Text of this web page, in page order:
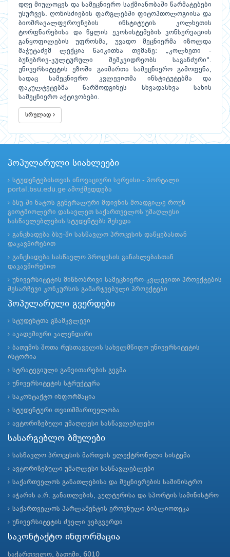
დღე მიულოცეს და სამეცნიერო საქმიანობაში წარმატებები
უსურვეს. ღონისძიების ფარგლებში ფიტოპთოლოგიისა და
ბიომრავალფეროვნების ინსტიტუტის კოლხეთის
ტორფნარებისა და წყლის ეკოსისტემების კონსერვაციის
განყოფილების უფროსმა, უვადო მეცნიერმა იზოლდა
მაჭუტაძემ ლექცია წაიკითხა თემაზე: „კოლხეთი -
ბუნებრივ-კულტურული მემკვიდრეობს საგანძური".
უნივერსიტეტის ეზოში გაიმართა სამეცნიერო გამოფენა,
სადაც სამეცნიერო კვლევითმა ინსტიტუტებმა და
ფაკულტეტებმა წარმოდგინეს სხვადასხვა სახის
სამეცნიერო აქტივობები.
სრულად
პოპულარული სიახლეები
სტუდენტებისთვის ინოვაციური სერვისი - პორტალი
portal.bsu.edu.ge ამოქმედდება
ბსუ-ში ნატოს გენერალური მდივნის მოადგილე როუზ
გიოტმიოლერი დასავლეთ საქართველოს უმაღლესი
სასწავლებლების სტუდენტებს შეხვდა
განცხადება ბსუ-ში სასწავლო პროცესის დაწყებასთან
დაკავშირებით
განცხადება სასწავლო პროცესის განახლებასთან
დაკავშირებით
უნივერსიტეტის მიზნობრივი სამეცნიერო-კვლევითი პროექტების
შესარჩევი კონკურსის გამარჯვებული პროექტები
პოპულარული გვერდები
სტუდენტთა გზამკვლევი
აკადემიური კალენდარი
ბათუმის შოთა რუსთაველის სახელმწიფო უნივერსიტეტის
ისტორია
სტრატეგიული განვითარების გეგმა
უნივერსიტეტის სტრუქტურა
საკონტაქტო ინფორმაცია
სტუდენტური თვითმმართველობა
ავტორიზებული უმაღლესი სასწავლებლები
სასარგებლო ბმულები
სასწავლო პროცესის მართვის ელექტრონული სისტემა
ავტორიზებული უმაღლესი სასწავლებლები
საქართველოს განათლებისა და მეცნიერების სამინისტრო
აჭარის ა.რ. განათლების, კულტურისა და სპორტის სამინისტრო
საქართველოს პარლამენტის ეროვნული ბიბლიოთეკა
უნივერსიტეტის ძველი ვებგვერდი
საკონტაქტო ინფორმაცია
საქართველო, ბათუმი, 6010